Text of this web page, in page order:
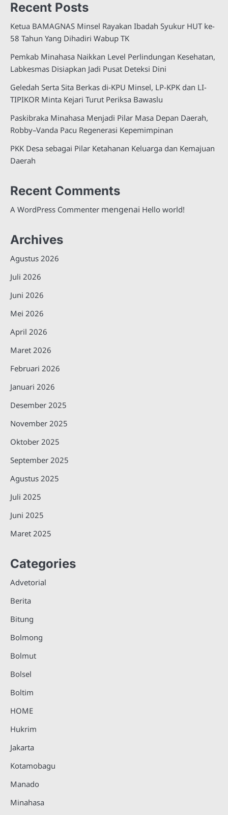
Recent Posts
Ketua BAMAGNAS Minsel Rayakan Ibadah Syukur HUT ke-
58 Tahun Yang Dihadiri Wabup TK
Pemkab Minahasa Naikkan Level Perlindungan Kesehatan,
Labkesmas Disiapkan Jadi Pusat Deteksi Dini
Geledah Serta Sita Berkas di-KPU Minsel, LP-KPK dan LI-
TIPIKOR Minta Kejari Turut Periksa Bawaslu
Paskibraka Minahasa Menjadi Pilar Masa Depan Daerah,
Robby–Vanda Pacu Regenerasi Kepemimpinan
PKK Desa sebagai Pilar Ketahanan Keluarga dan Kemajuan
Daerah
Recent Comments
A WordPress Commenter mengenai Hello world!
Archives
Agustus 2026
Juli 2026
Juni 2026
Mei 2026
April 2026
Maret 2026
Februari 2026
Januari 2026
Desember 2025
November 2025
Oktober 2025
September 2025
Agustus 2025
Juli 2025
Juni 2025
Maret 2025
Categories
Advetorial
Berita
Bitung
Bolmong
Bolmut
Bolsel
Boltim
HOME
Hukrim
Jakarta
Kotamobagu
Manado
Minahasa